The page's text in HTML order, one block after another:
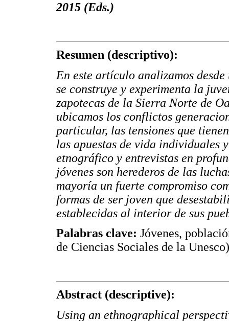
2015 (Eds.)
Resumen (descriptivo):
En este artículo analizamos
se construye y experimenta la
zapotecas de la Sierra Norte de
ubicamos los conflictos
particular, las tensiones que
las apuestas de vida
etnográfico y entrevistas en
jóvenes son herederos de las
mayoría un fuerte compromiso
formas de ser joven que
establecidas al interior de sus
Palabras clave: Jóvenes,
de Ciencias Sociales de la
Abstract (descriptive):
Using an ethnographical